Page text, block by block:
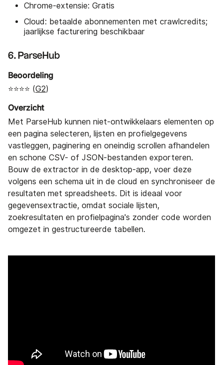
Chrome-extensie: Gratis
Cloud: betaalde abonnementen met crawlcredits;
jaarlijkse facturering beschikbaar
6. ParseHub
Beoordeling
⭐⭐⭐⭐ (G2)
Overzicht
Met ParseHub kunnen niet-ontwikkelaars elementen op
een pagina selecteren, lijsten en profielgegevens
vastleggen, paginering en oneindig scrollen afhandelen
en schone CSV- of JSON-bestanden exporteren.
Bouw de extractor in de desktop-app, voer deze
volgens een schema uit in de cloud en synchroniseer de
resultaten met spreadsheets. Dit is ideaal voor
gegevensextractie, omdat sociale lijsten,
zoekresultaten en profielpagina's zonder code worden
omgezet in gestructureerde tabellen.